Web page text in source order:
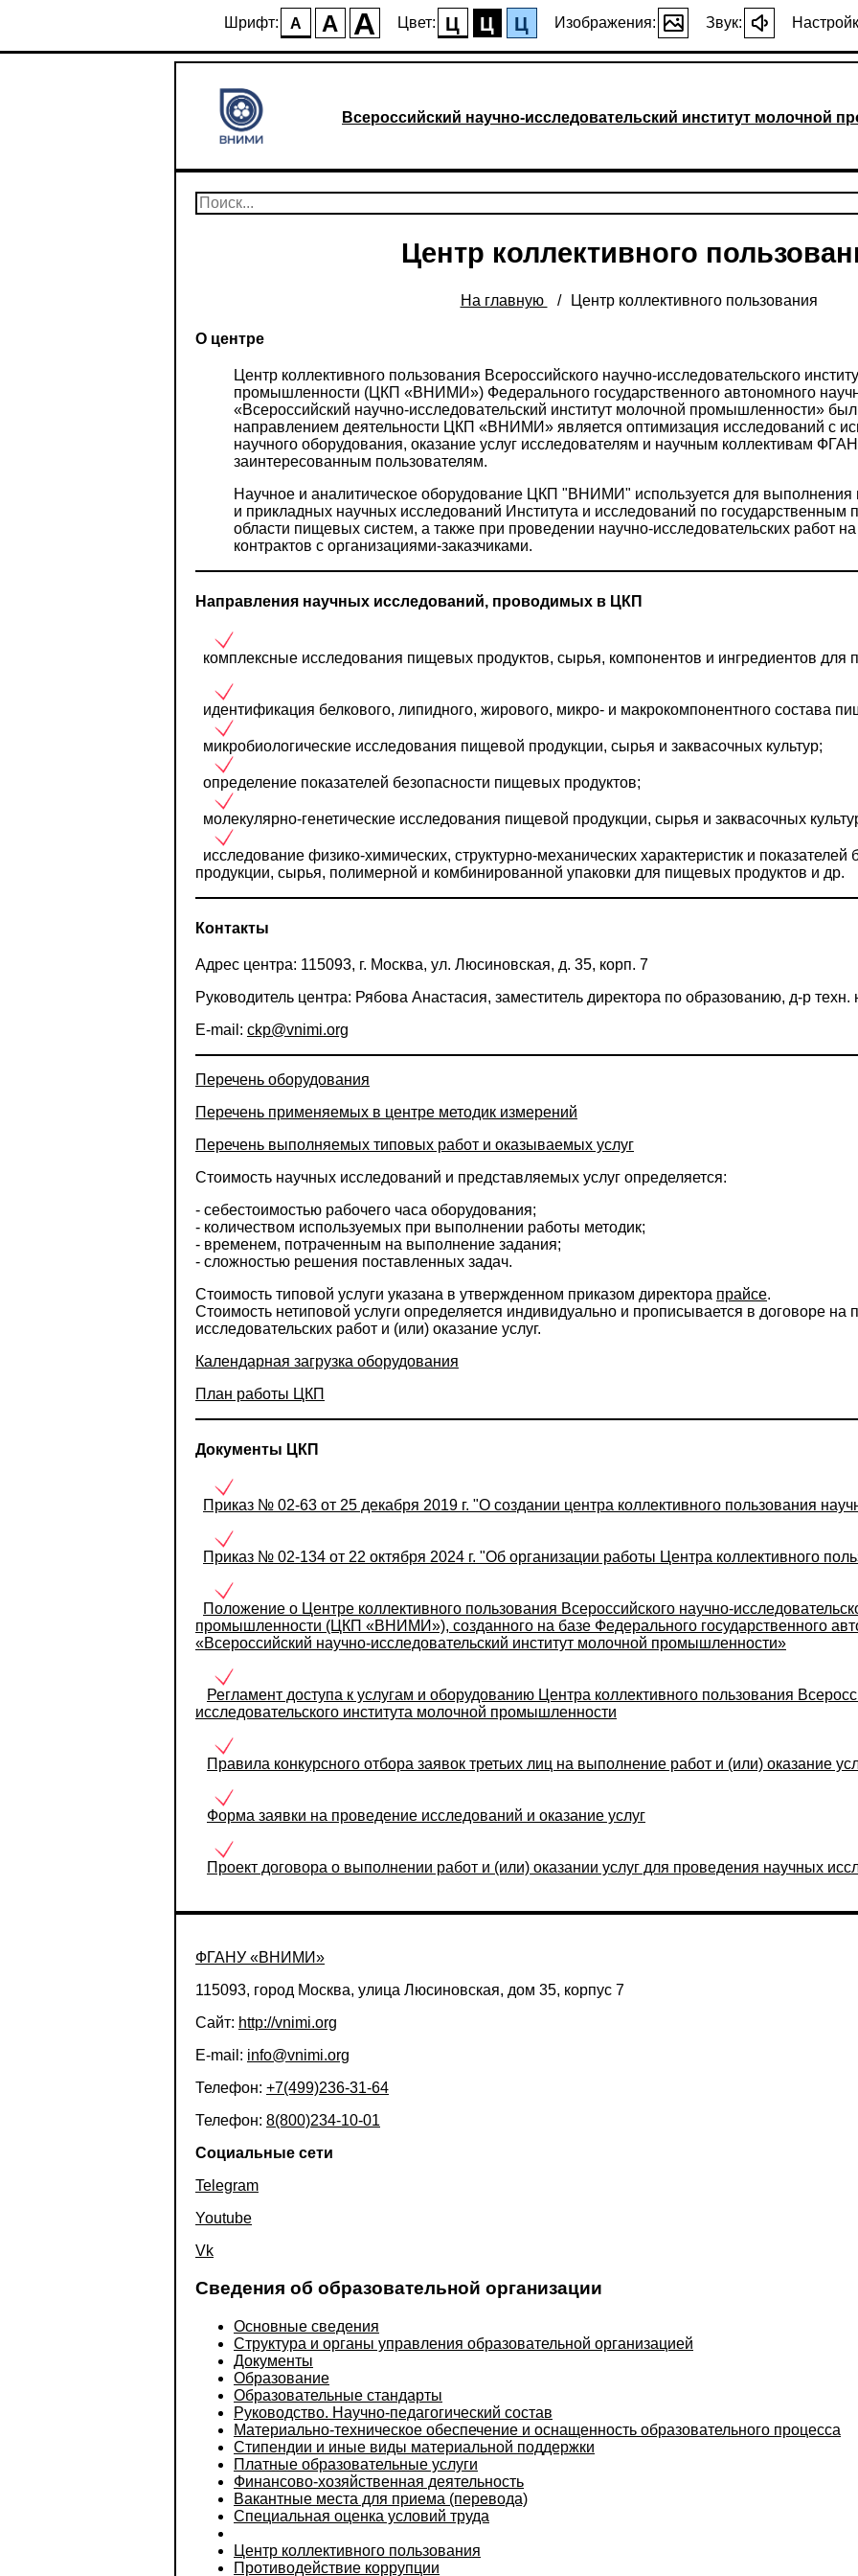
Шрифт: A A A Цвет: Ц Ц Ц Изображения: Звук:
Всероссийский научно-исследовательский институт молочной
Центр коллективного
На главную Центр коллективного пользования
О центре
Центр коллективного пользования Всероссийского научно-исследовательского
промышленности (ЦКП «ВНИМИ») Федерального государственного автономного
«Всероссийский научно-исследовательский институт молочной промышленности»
направлением деятельности ЦКП «ВНИМИ» является оптимизация исследований с
научного оборудования, оказание услуг исследователям и научным коллективам
заинтересованным пользователям.
Научное и аналитическое оборудование ЦКП "ВНИМИ" используется для
и прикладных научных исследований Института и исследований по государственным
области пищевых систем, а также при проведении научно-исследовательских работ
контрактов с организациями-заказчиками.
Направления научных исследований, проводимых в ЦКП
комплексные исследования пищевых продуктов, сырья, компонентов и ингредиентов
идентификация белкового, липидного, жирового, микро- и макрокомпонентного состава
микробиологические исследования пищевой продукции, сырья и заквасочных культур;
определение показателей безопасности пищевых продуктов;
молекулярно-генетические исследования пищевой продукции, сырья и заквасочных
исследование физико-химических, структурно-механических характеристик и
продукции, сырья, полимерной и комбинированной упаковки для пищевых продуктов и др.
Контакты
Адрес центра: 115093, г. Москва, ул. Люсиновская, д. 35, корп. 7
Руководитель центра: Рябова Анастасия, заместитель директора по образованию, д-р техн.
E-mail: ckp@vnimi.org
Перечень оборудования
Перечень применяемых в центре методик измерений
Перечень выполняемых типовых работ и оказываемых услуг
Стоимость научных исследований и представляемых услуг определяется:
- себестоимостью рабочего часа оборудования;
- количеством используемых при выполнении работы методик;
- временем, потраченным на выполнение задания;
- сложностью решения поставленных задач.
Стоимость типовой услуги указана в утвержденном приказом директора прайсе.
Стоимость нетиповой услуги определяется индивидуально и прописывается в договоре на
исследовательских работ и (или) оказание услуг.
Календарная загрузка оборудования
План работы ЦКП
Документы ЦКП
Приказ № 02-63 от 25 декабря 2019 г. "О создании центра коллективного пользования
Приказ № 02-134 от 22 октября 2024 г. "Об организации работы Центра коллективного
Положение о Центре коллективного пользования Всероссийского научно-
промышленности (ЦКП «ВНИМИ»), созданного на базе Федерального государственного
«Всероссийский научно-исследовательский институт молочной промышленности»
Регламент доступа к услугам и оборудованию Центра коллективного пользования
исследовательского института молочной промышленности
Правила конкурсного отбора заявок третьих лиц на выполнение работ и (или) оказание
Форма заявки на проведение исследований и оказание услуг
Проект договора о выполнении работ и (или) оказании услуг для проведения научных
ФГАНУ «ВНИМИ»
115093, город Москва, улица Люсиновская, дом 35, корпус 7
Сайт: http://vnimi.org
E-mail: info@vnimi.org
Телефон: +7(499)236-31-64
Телефон: 8(800)234-10-01
Социальные сети
Telegram
Youtube
Vk
Сведения об образовательной организации
Основные сведения
Структура и органы управления образовательной организацией
Документы
Образование
Образовательные стандарты
Руководство. Научно-педагогический состав
Материально-техническое обеспечение и оснащенность образовательного процесса
Стипендии и иные виды материальной поддержки
Платные образовательные услуги
Финансово-хозяйственная деятельность
Вакантные места для приема (перевода)
Специальная оценка условий труда
Центр коллективного пользования
Противодействие коррупции